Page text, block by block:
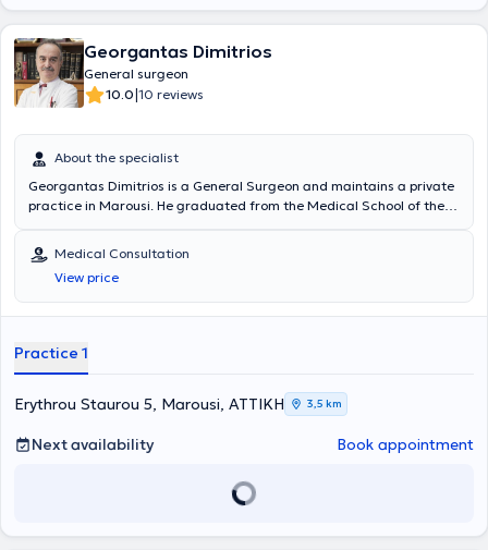
Georgantas Dimitrios
General surgeon
10.0|10 reviews
About the specialist
Georgantas Dimitrios is a General Surgeon and maintains a private
practice in Marousi. He graduated from the Medical School of the
General Surgery at the Pediatric Surgery Clinic of the General
Hospital of Piraeus “Tzaneio” and in Surgery at the University Clinic
of the University Hospital of Athens Aretaieio. Additionally, he holds
a PhD from the Department of Surgery at the National and
Third Surgical Clinic of HYGEIA Hospital and is a member of the
Medical Consultation
View price
Practice 1
Erythrou Staurou 5, Marousi, ΑΤΤΙΚΗ 3,5 km
Next availability Book appointment